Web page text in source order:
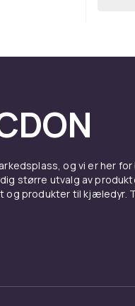
og vi er her
større utvalg av
og produkter til kjæledyr.